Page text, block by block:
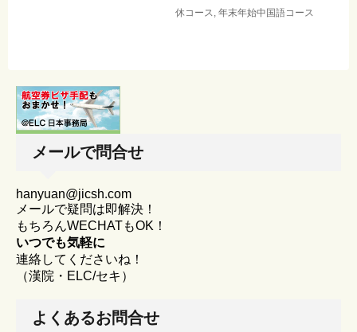
休コース, 年末年始中国語コース
メールで問合せ
hanyuan@jicsh.com
メールで疑問は即解決！
もちろんWECHATもOK！
いつでも気軽に
連絡してくださいね！
（漢院・ELC/セキ）
よくあるお問合せ